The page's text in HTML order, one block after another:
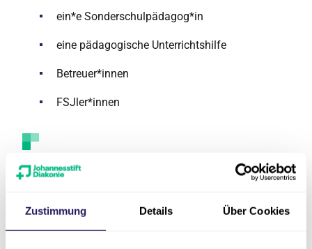
Zustimmung Details Über Cookies
ein*e Sonderschulpädagog*in
eine pädagogische Unterrichtshilfe
Betreuer*innen
FSJler*innen
Das könnte Sie